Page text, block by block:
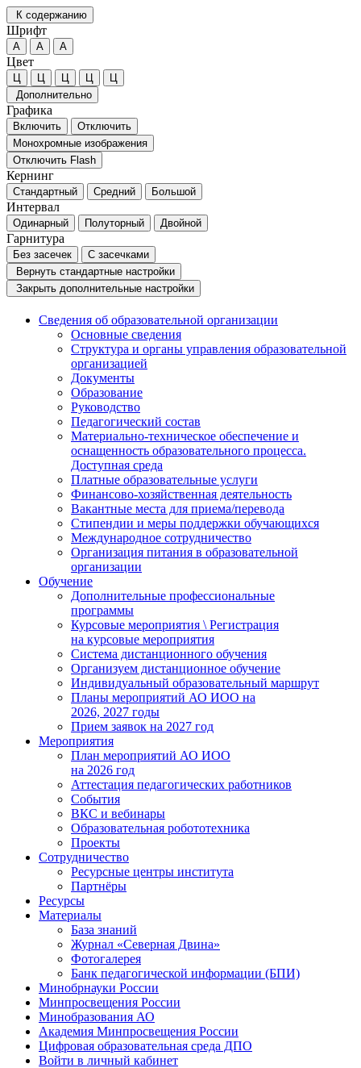
К содержанию
Шрифт
А А А
Цвет
Ц Ц Ц Ц
Ц
Дополнительно
Графика
Включить
Отключить
Монохромные изображения
Отключить Flash
Кернинг
Стандартный Средний Большой
Интервал
Одинарный Полуторный Двойной
Гарнитура
Без засечек
С засечками
Вернуть стандартные настройки
Закрыть дополнительные настройки
Сведения об образовательной организации
Основные сведения
Структура и органы управления образовательной
организацией
Документы
Образование
Руководство
Педагогический состав
Материально-техническое обеспечение и
оснащенность образовательного процесса.
Доступная среда
Платные образовательные услуги
Финансово-хозяйственная деятельность
Вакантные места для приема/перевода
Стипендии и меры поддержки обучающихся
Международное сотрудничество
Организация питания в образовательной
организации
Обучение
Дополнительные профессиональные
программы
Курсовые мероприятия \ Регистрация
на курсовые мероприятия
Система дистанционного обучения
Организуем дистанционное обучение
Индивидуальный образовательный маршрут
Планы мероприятий АО ИОО на
2026, 2027 годы
Прием заявок на 2027 год
Мероприятия
План мероприятий АО ИОО
на 2026 год
Аттестация педагогических работников
События
ВКС и вебинары
Образовательная робототехника
Проекты
Сотрудничество
Ресурсные центры института
Партнёры
Ресурсы
Материалы
База знаний
Журнал «Северная Двина»
Фотогалерея
Банк педагогической информации (БПИ)
Минобрнауки России
Минпросвещения России
Минобразования АО
Академия Минпросвещения России
Цифровая образовательная среда ДПО
Войти в личный кабинет